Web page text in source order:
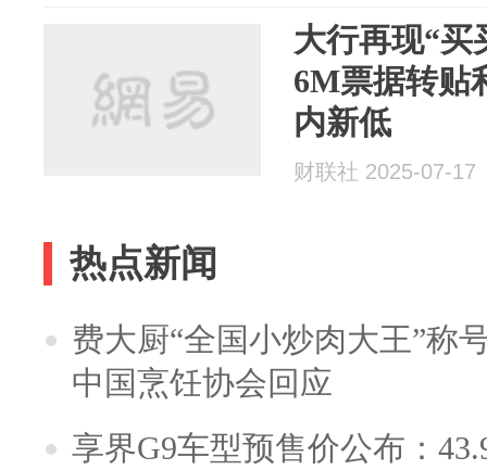
大行再现“买
6M票据转贴
内新低
财联社 2025-07-17
热点新闻
费大厨“全国小炒肉大王”称
中国烹饪协会回应
享界G9车型预售价公布：